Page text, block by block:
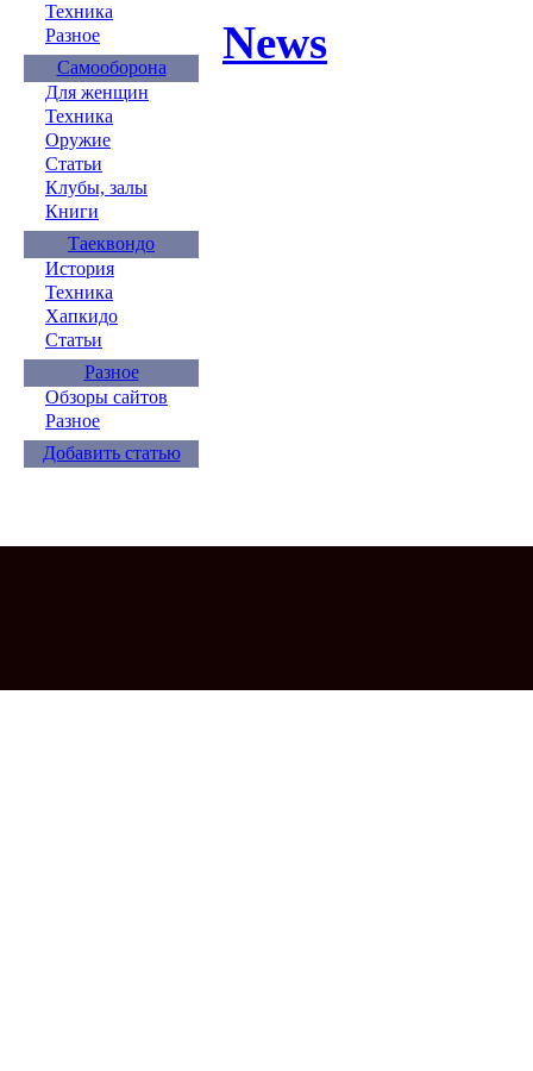
Техника
Разное
Самооборона
Для женщин
Техника
Оружие
Статьи
Клубы, залы
Книги
Таеквондо
История
Техника
Хапкидо
Статьи
Разное
Обзоры сайтов
Разное
Добавить статью
News